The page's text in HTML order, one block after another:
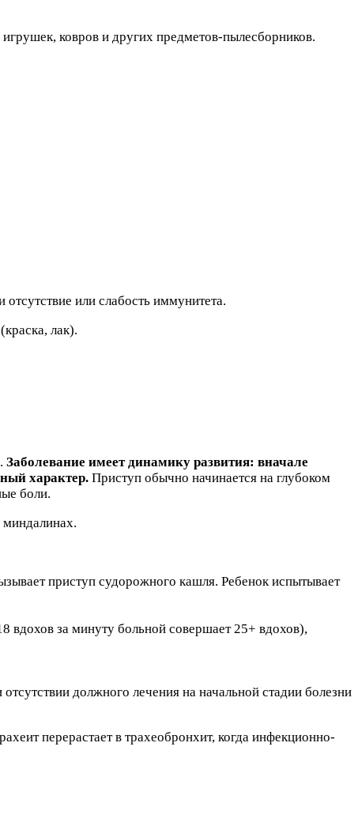
ковров и других предметов-пылесборников.
или слабость иммунитета.
лак).
Заболевание имеет динамику развития: вначале
характер. Приступ обычно начинается на глубоком
боли.
миндалинах.
приступ судорожного кашля. Ребенок испытывает
вдохов за минуту больной совершает 25+ вдохов),
должного лечения на начальной стадии болезни
перерастает в трахеобронхит, когда инфекционно-